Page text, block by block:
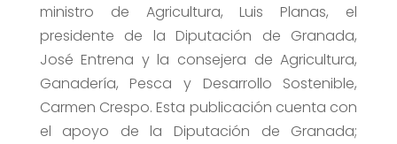
ministro de Agricultura, Luis Planas, el
presidente de la Diputación de Granada,
José Entrena y la consejera de Agricultura,
Ganadería, Pesca y Desarrollo Sostenible,
Carmen Crespo. Esta publicación cuenta con
el apoyo de la Diputación de Granada;